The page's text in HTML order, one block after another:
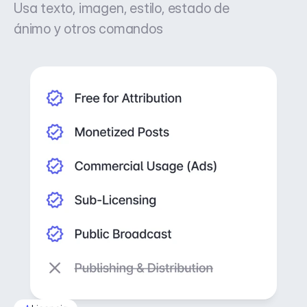
Usa texto, imagen, estilo, estado de
ánimo y otros comandos